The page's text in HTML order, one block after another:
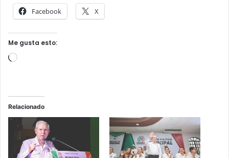
Facebook X
Me gusta esto:
Cargando...
Relacionado